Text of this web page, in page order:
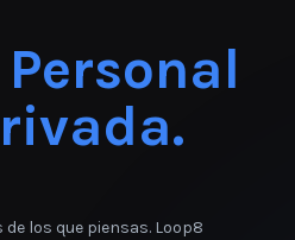
Personal
los que piensas. Loop8